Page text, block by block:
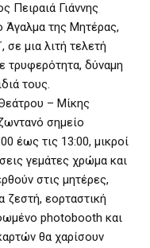
Πειραιά Γιάννης
Άγαλμα της Μητέρας,
μια λιτή τελετή
τρυφερότητα, δύναμη
τους.
– Μίκης
σημείο
έως τις 13:00, μικροί
γεμάτες χρώμα και
στις μητέρες,
ζεστή, εορταστική
photobooth και
θα χαρίσουν